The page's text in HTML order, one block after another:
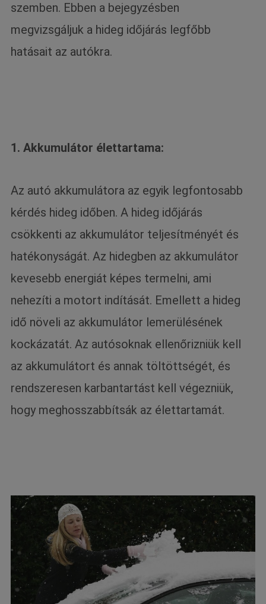
szemben. Ebben a bejegyzésben
megvizsgáljuk a hideg időjárás legfőbb
hatásait az autókra.
1. Akkumulátor élettartama:
Az autó akkumulátora az egyik legfontosabb
kérdés hideg időben. A hideg időjárás
csökkenti az akkumulátor teljesítményét és
hatékonyságát. Az hidegben az akkumulátor
kevesebb energiát képes termelni, ami
nehezíti a motort indítását. Emellett a hideg
idő növeli az akkumulátor lemerülésének
kockázatát. Az autósoknak ellenőrizniük kell
az akkumulátort és annak töltöttségét, és
rendszeresen karbantartást kell végezniük,
hogy meghosszabbítsák az élettartamát.